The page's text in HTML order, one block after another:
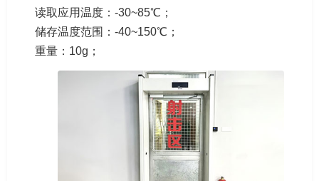
读取应用温度：-30~85℃；
储存温度范围：-40~150℃；
重量：10g；